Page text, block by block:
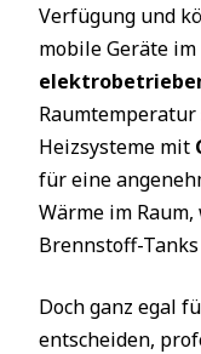
Verfügung und
mobile Geräte
Heizsysteme mit
für eine
Wärme im
Brennstoff-
Doch ganz egal
entscheiden,